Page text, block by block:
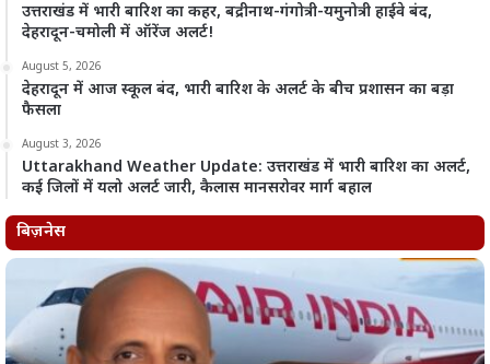
उत्तराखंड में भारी बारिश का कहर, बद्रीनाथ-गंगोत्री-यमुनोत्री हाईवे बंद,
देहरादून-चमोली में ऑरेंज अलर्ट!
August 5, 2026
देहरादून में आज स्कूल बंद, भारी बारिश के अलर्ट के बीच प्रशासन का बड़ा
फैसला
August 3, 2026
Uttarakhand Weather Update: उत्तराखंड में भारी बारिश का अलर्ट,
कई जिलों में यलो अलर्ट जारी, कैलास मानसरोवर मार्ग बहाल
बिज़नेस